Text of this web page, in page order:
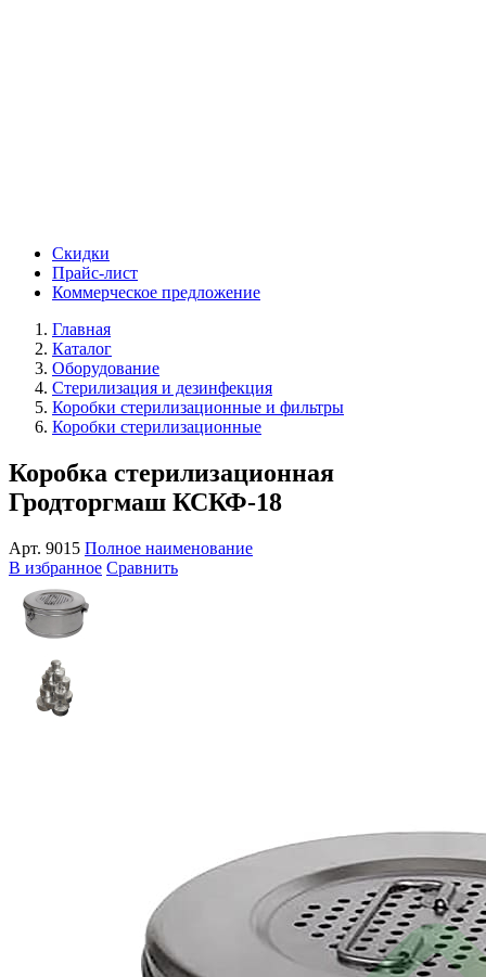
Скидки
Прайс-лист
Коммерческое предложение
Главная
Каталог
Оборудование
Стерилизация и дезинфекция
Коробки стерилизационные и фильтры
Коробки стерилизационные
Коробка стерилизационная
Гродторгмаш КСКФ-18
Арт. 9015 Полное наименование
В избранное Сравнить